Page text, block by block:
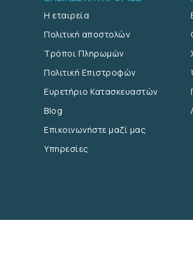
Η εταιρεία
Πολιτική αποστολών
Τρόποι Πληρωμών
Πολιτική Επιστροφών
Ευρετήριο Κατασκευαστών
Blog
Επικοινωνήστε μαζί μας
Υπηρεσίες